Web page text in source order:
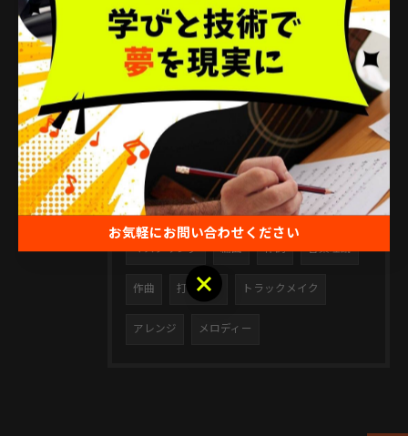
2026/07/25
DTMのためのオーディオインターフェース選び実用ガイドと必要性の判断基準
タグ
DTM スクール ミックス
マスタリング 編曲 作詞 音楽理論
作曲 打ち込み トラックメイク
アレンジ メロディー
お気軽にお問い合わせください
お気軽にお問い合わせください